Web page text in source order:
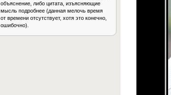
объяснение, либо цитата, изъясняющие
мысль подробнее (данная мелочь время
от времени отсутствует, хотя это конечно,
ошибочно).